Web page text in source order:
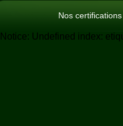
Nos certifications
Notice: Undefined index: